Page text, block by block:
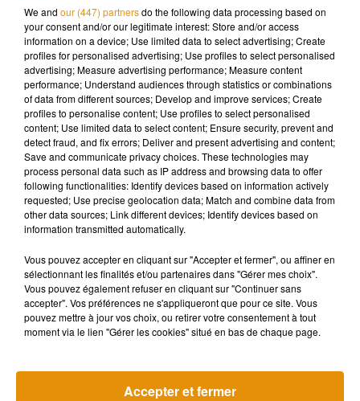
engagées, s'élèvent à "une dizaine environ", a détaillé le
ministre, et peuvent relever de "l'apologie du terrorisme".
"Aucun incident ne reste sans suite", a-t-il assuré, sans pour
autant privilégier l'exclusion des élèves.
"L'exclusion, c'est jamais une grande réussite en soi, ce qui
est plutôt intéressant, c'est de parler avec les familles, de
comprendre ce qui se passe, et d'aller voir plus loin avec les
administrations sociales, et la police et la justice quand il y a
lieu", a estimé M. Blanquer.
"Dans l'affaire Paty", où l'enseignant avait été pris pour cible
par un parent d'élève sur les réseaux sociaux, "on voit bien
que c'est le milieu familial qui a été terrible", a-t-il rappelé.
"Donc, il faut tirer les leçons et être très attentif à là où en
sont en sont nos élèves en termes de mauvaises influences
qui s'exercent sur eux."
Le ministre a également redit que l'enseignement de
l'éducation morale et civique doit être prochainement
We and our (447) partnersdo the following data processing based on
your consent and/or our legitimate interest: Store and/or access
information on a device; Use limited data to select advertising; Create
profiles for personalised advertising; Use profiles to select personalised
advertising; Measure advertising performance; Measure content
performance; Understand audiences through statistics or combinations
of data from different sources; Develop and improve services; Create
profiles to personalise content; Use profiles to select personalised
content; Use limited data to select content; Ensure security, prevent and
detect fraud, and fix errors; Deliver and present advertising and content;
Save and communicate privacy choices. These technologies may
process personal data such as IP address and browsing data to offer
following functionalities: Identify devices based on information actively
requested; Use precise geolocation data; Match and combine data from
other data sources; Link different devices; Identify devices based on
information transmitted automatically.
Vous pouvez accepter en cliquant sur "Accepter et fermer", ou affiner en
sélectionnant les finalités et/ou partenaires dans "Gérer mes choix".
Vous pouvez également refuser en cliquant sur "Continuer sans
accepter". Vos préférences ne s'appliqueront que pour ce site. Vous
pouvez mettre à jour vos choix, ou retirer votre consentement à tout
moment via le lien "Gérer les cookies" situé en bas de chaque page.
Accepter et fermer